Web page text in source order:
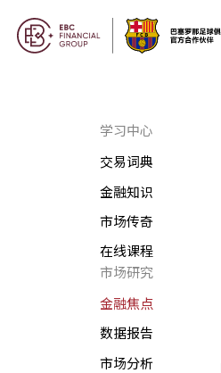
学习中心
交易词典
金融知识
市场传奇
在线课程
市场研究
金融焦点
数据报告
市场分析